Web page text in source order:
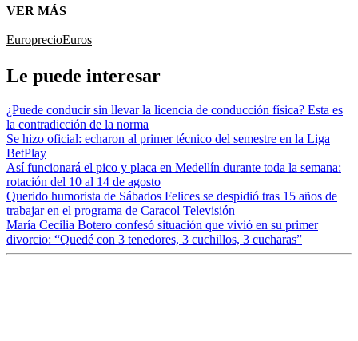
VER MÁS
EuroprecioEuros
Le puede interesar
¿Puede conducir sin llevar la licencia de conducción física? Esta es
la contradicción de la norma
Se hizo oficial: echaron al primer técnico del semestre en la Liga
BetPlay
Así funcionará el pico y placa en Medellín durante toda la semana:
rotación del 10 al 14 de agosto
Querido humorista de Sábados Felices se despidió tras 15 años de
trabajar en el programa de Caracol Televisión
María Cecilia Botero confesó situación que vivió en su primer
divorcio: “Quedé con 3 tenedores, 3 cuchillos, 3 cucharas”